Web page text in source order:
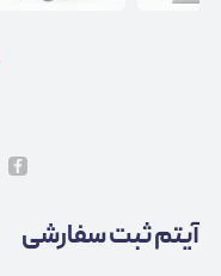
آیتم ثبت سفارشی